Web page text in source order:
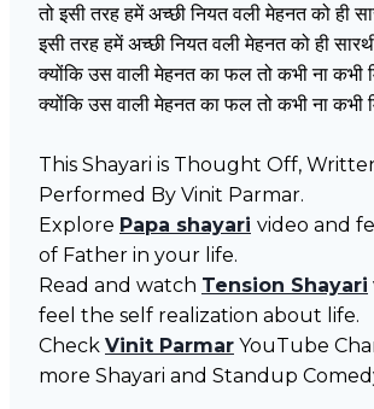
तो इसी तरह हमें अच्छी नियत वली मेहनत को ही
इसी तरह हमें अच्छी नियत वली मेहनत को ही
क्योंकि उस वाली मेहनत का फल तो कभी ना कभी
क्योंकि उस वाली मेहनत का फल तो कभी ना कभी
This Shayari is Thought Off,
Performed By Vinit Parmar.
Explore Papa shayari video and
of Father in your life.
Read and watch Tension Shayari
feel the self realization about life.
Check Vinit Parmar YouTube
more Shayari and Standup